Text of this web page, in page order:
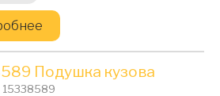
Подушка кузова
15338589